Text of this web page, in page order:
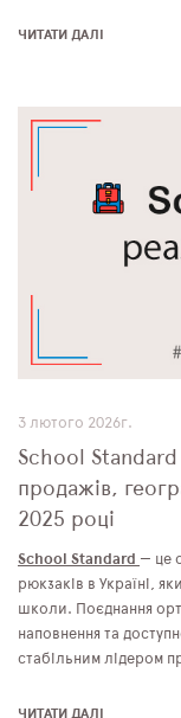
ЧИТАТИ ДАЛІ
3 лютого 2026г.
School Standard
продажів,
2025 році
School Standard — це
рюкзаків в Україні,
школи. Поєднання
наповнення та
стабільним лідером
ЧИТАТИ ДАЛІ